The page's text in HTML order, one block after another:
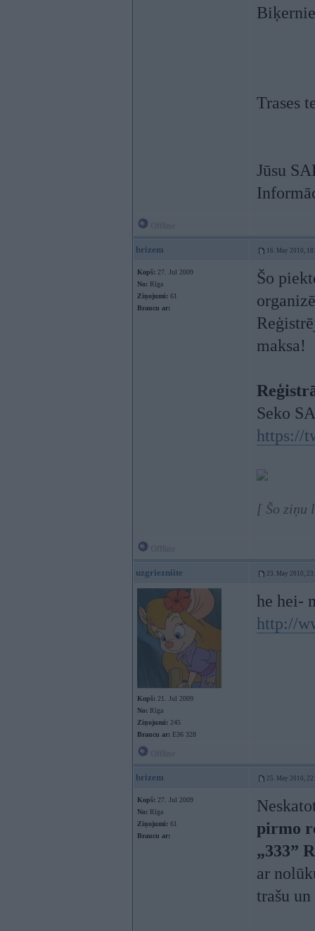
Trases
Jūsu
brizem 16. May 2010,
Kopš: 27. Jul 2009
No: Rīga
Ziņojumi: 61
Braucu ar:
Šo
maksa!
Seko
https://
[ Šo ziņu
uzgriezniite 23. May 2010,
Kopš: 21. Jul 2009
No: Rīga
Ziņojumi: 245
Braucu ar: E36 328
he hei-
http://
brizem 25. May 2010,
Kopš: 27. Jul 2009
No: Rīga
Ziņojumi: 61
Braucu ar:
pirmo
„333”
ar
trašu